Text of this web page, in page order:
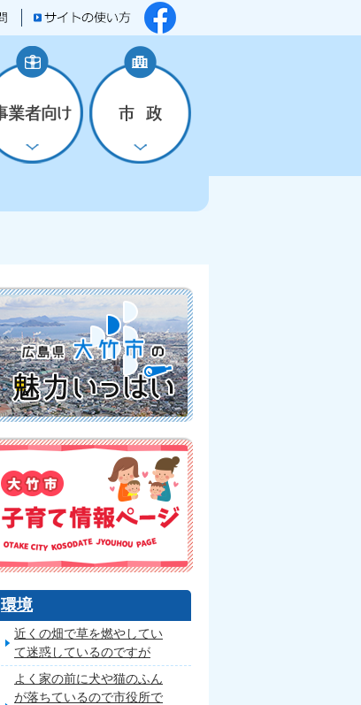
環境
近くの畑で草を燃やしてい
て迷惑しているのですが
よく家の前に犬や猫のふん
が落ちているので市役所で